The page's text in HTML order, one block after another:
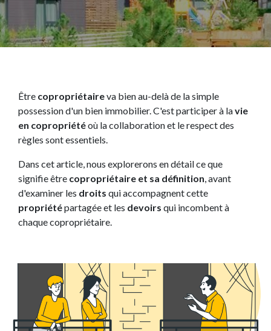
Être copropriétaireva bien au-delà de la simple
possession d'un bien immobilier. C'est participer à lavie
en copropriétéoù la collaboration et le respect des
règles sont essentiels.
Dans cet article, nous explorerons en détail ce que
signifie être copropriétaire et sa définition, avant
d'examiner les droits qui accompagnent cette
propriétépartagée et les devoirs qui incombent à
chaque copropriétaire.